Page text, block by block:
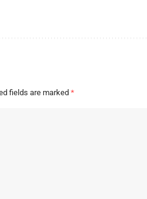
fields are marked *